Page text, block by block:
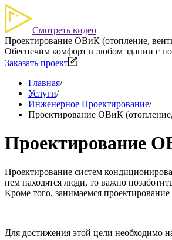
Смотреть видео
Проектирование ОВиК (отопление,
Обеспечим комфорт в любом здании с
Заказать проект
Главная/
Услуги/
Инженерное Проектирование/
Проектирование ОВиК
Проектирование
Проектирование систем
нем находятся люди, то важно
Кроме того, занимаемся проектирование
Для достижения этой цели необходимо